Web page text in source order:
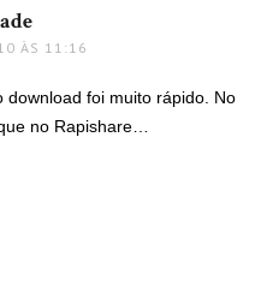
ÀS 11:16
download foi muito rápido. No
no Rapishare…